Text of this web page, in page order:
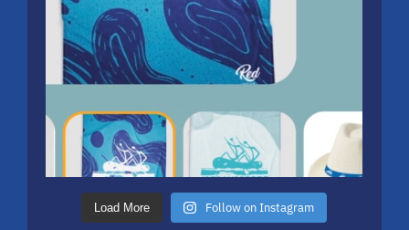
Load More Follow on Instagram